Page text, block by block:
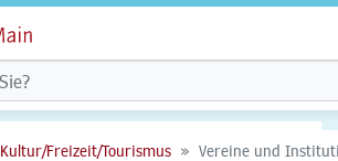
Kultur/Freizeit/Tourismus Vereine und